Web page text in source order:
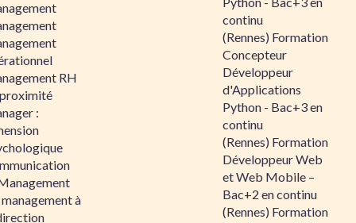
RH
:
à
continu
(Rennes) Formation
Concepteur
Développeur
d'Applications
Python - Bac+3 en
continu
(Rennes) Formation
Développeur Web
et Web Mobile –
Bac+2 en continu
(Rennes) Formation